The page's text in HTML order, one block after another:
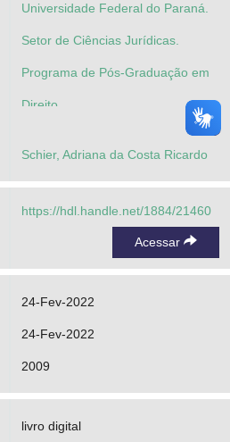
Universidade Federal do Paraná.
Setor de Ciências Jurídicas.
Programa de Pós-Graduação em
Direito
Schier, Adriana da Costa Ricardo
https://hdl.handle.net/1884/21460
Acessar
24-Fev-2022
24-Fev-2022
2009
livro digital